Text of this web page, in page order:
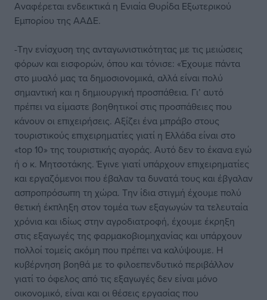
Αναφέρεται ενδεικτικά η Ενιαία Θυρίδα Εξωτερικού
Εμπορίου της ΑΑΔΕ.
-Την ενίσχυση της ανταγωνιστικότητας με τις μειώσεις
φόρων και εισφορών, όπου και τόνισε: «Έχουμε πάντα
στο μυαλό μας τα δημοσιονομικά, αλλά είναι πολύ
σημαντική και η δημιουργική προσπάθεια. Γι’ αυτό
πρέπει να είμαστε βοηθητικοί στις προσπάθειες που
κάνουν οι επιχειρήσεις. Αξίζει ένα μπράβο στους
τουριστικούς επιχειρηματίες γιατί η Ελλάδα είναι στο
«top 10» της τουριστικής αγοράς. Αυτό δεν το έκανα εγώ
ή ο κ. Μητσοτάκης. Έγινε γιατί υπάρχουν επιχειρηματίες
και εργαζόμενοι που έβαλαν τα δυνατά τους και έβγαλαν
ασπροπρόσωπη τη χώρα. Την ίδια στιγμή έχουμε πολύ
θετική έκπληξη στον τομέα των εξαγωγών τα τελευταία
χρόνια και ιδίως στην αγροδιατροφή, έχουμε έκρηξη
στις εξαγωγές της φαρμακοβιομηχανίας και υπάρχουν
πολλοί τομείς ακόμη που πρέπει να καλύψουμε. Η
κυβέρνηση βοηθά με το φιλοεπενδυτικό περιβάλλον
γιατί το όφελος από τις εξαγωγές δεν είναι μόνο
οικονομικό, είναι και οι θέσεις εργασίας που